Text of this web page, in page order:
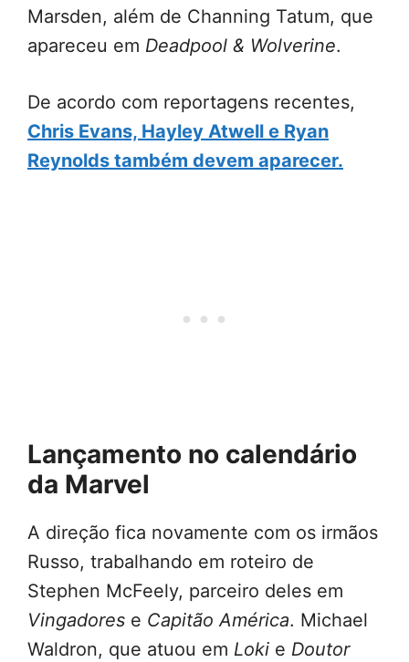
Marsden, além de Channing Tatum, que
apareceu em Deadpool & Wolverine.
De acordo com reportagens recentes,
Chris Evans, Hayley Atwell e Ryan
Reynolds também devem aparecer.
Lançamento no calendário
da Marvel
A direção fica novamente com os irmãos
Russo, trabalhando em roteiro de
Stephen McFeely, parceiro deles em
Vingadores e Capitão América. Michael
Waldron, que atuou em Loki e Doutor